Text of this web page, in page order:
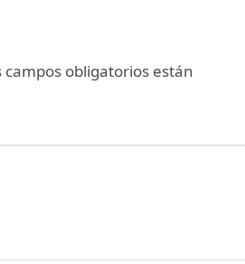
campos obligatorios están